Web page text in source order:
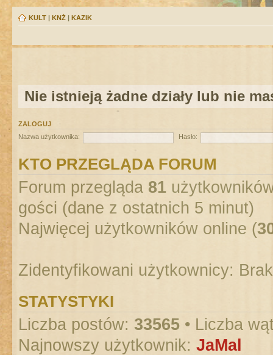
KULT | KNŻ | KAZIK
Nie istnieją żadne działy lub nie
ZALOGUJ
Nazwa użytkownika:
Hasło:
KTO PRZEGLĄDA FORUM
Forum przegląda 81
gości (dane z ostatnich 5 minut)
Najwięcej użytkowników online (
Zidentyfikowani użytkownicy:
STATYSTYKI
Liczba postów: 33565 • Liczba
Najnowszy użytkownik: JaMal